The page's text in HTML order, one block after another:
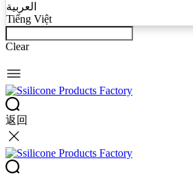
العربية
Tiếng Việt
Clear
返回